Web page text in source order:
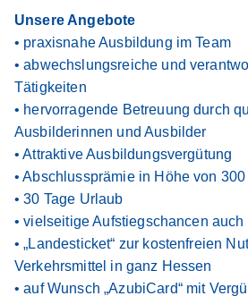
Unsere Angebote
• praxisnahe Ausbildung im Team
• abwechslungsreiche und
Tätigkeiten
• hervorragende Betreuung durch
Ausbilderinnen und Ausbilder
• Attraktive Ausbildungsvergütung
• Abschlussprämie in Höhe von
• 30 Tage Urlaub
• vielseitige Aufstiegschancen
• „Landesticket“ zur kostenfreien
Verkehrsmittel in ganz Hessen
• auf Wunsch „AzubiCard“ mit